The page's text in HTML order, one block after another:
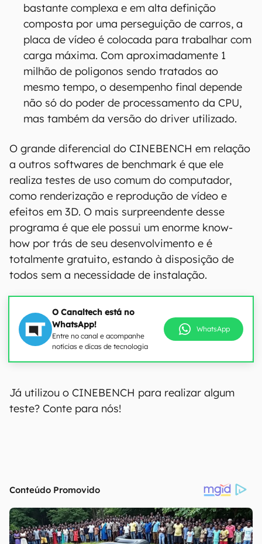
bastante complexa e em alta definição
composta por uma perseguição de carros, a
placa de vídeo é colocada para trabalhar com
carga máxima. Com aproximadamente 1
milhão de poligonos sendo tratados ao
mesmo tempo, o desempenho final depende
não só do poder de processamento da CPU,
mas também da versão do driver utilizado.
O grande diferencial do CINEBENCH em relação
a outros softwares de benchmark é que ele
realiza testes de uso comum do computador,
como renderização e reprodução de vídeo e
efeitos em 3D. O mais surpreendente desse
programa é que ele possui um enorme know-
how por trás de seu desenvolvimento e é
totalmente gratuito, estando à disposição de
todos sem a necessidade de instalação.
O Canaltech está no
WhatsApp!
Entre no canal e acompanhe
notícias e dicas de tecnologia
WhatsApp
Já utilizou o CINEBENCH para realizar algum